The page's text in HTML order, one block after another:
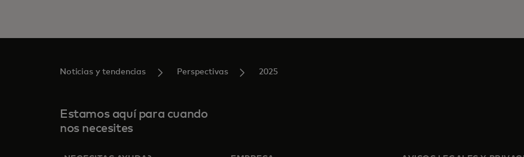
Noticias y tendencias Perspectivas 2025
Estamos aquí para cuando
nos necesites